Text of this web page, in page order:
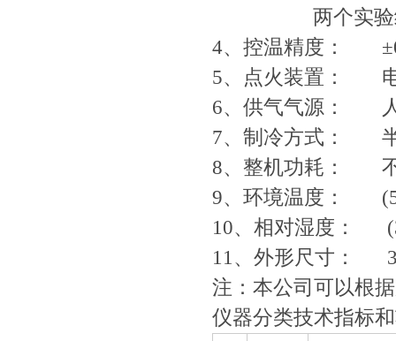
两个实验结果
4、控温精度：
5、点火装置：
6、供气气源： 人
7、制冷方式： 半
8、整机功耗： 不
9、环境温度：
10、相对湿度：
11、外形尺寸：
注：本公司可以根
仪器分类技术指标